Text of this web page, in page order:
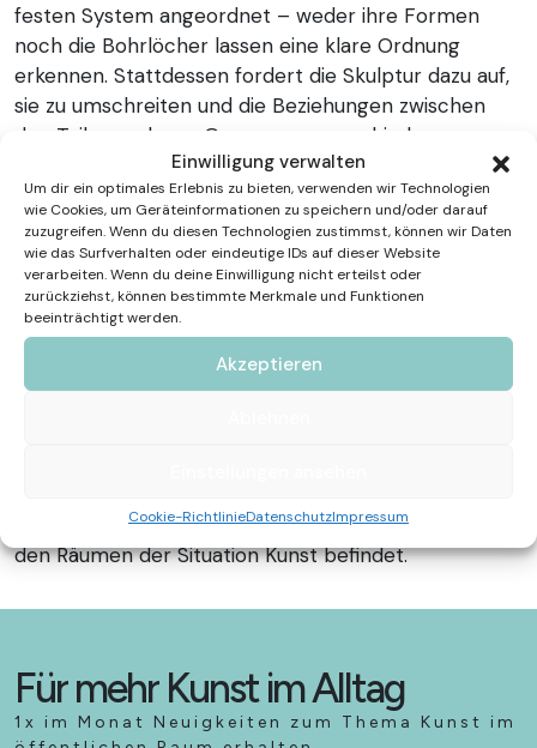
Einwilligung verwalten
Um dir ein optimales Erlebnis zu bieten, verwenden wir Technologien
wie Cookies, um Geräteinformationen zu speichern und/oder darauf
zuzugreifen. Wenn du diesen Technologien zustimmst, können wir Daten
wie das Surfverhalten oder eindeutige IDs auf dieser Website
verarbeiten. Wenn du deine Einwilligung nicht erteilst oder
zurückziehst, können bestimmte Merkmale und Funktionen
beeinträchtigt werden.
Akzeptieren
Cookie-RichtlinieDatenschutzImpressum
festen System angeordnet – weder ihre Formen
noch die Bohrlöcher lassen eine klare Ordnung
erkennen. Stattdessen fordert die Skulptur dazu auf,
sie zu umschreiten und die Beziehungen zwischen
den Teilen und zum Ganzen aus verschiedenen
Blickwinkeln zu betrachten. Denn erst dabei wird klar:
Die Wahrnehmung steht im Mittelpunkt. Die
unregelmäßigen Formen und Bohrungen bieten
keine endgültige Systematik, sondern halten die
Suche nach Zusammenhängen offen. Der Künstler
untersucht, wie Teile eine Gesamtheit bilden, ohne
sich abschließend zu fügen, und macht so die
„Konstruktion des Sehens“ erlebbar. Im Park wirkt die
seiner „Tyndale Sculpture“, die sich in der Nähe in
den Räumen der Situation Kunst befindet.
Für mehr Kunst im Alltag
1x im Monat Neuigkeiten zum Thema Kunst im